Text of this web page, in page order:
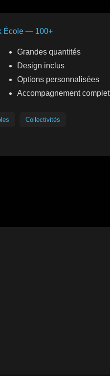
École — 100+
Grandes quantités
Design inclus
Options personnalisées
Accompagnement complet
Collectivités